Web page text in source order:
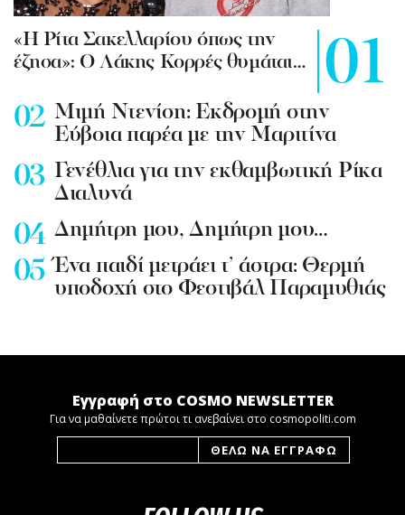
«Η Ρίτα Σακελλαρίου όπως την
έζησα»: Ο Λάκης Κορρές θυμάται…
Mιμή Ντενίση: Εκδρομή στην
Εύβοια παρέα με την Μαριτίνα
Γενέθλια για την εκθαμβωτική Ρίκα
Διαλυνά
Δημήτρη μου, Δημήτρη μου…
Ένα παιδί μετράει τ’ άστρα: Θερμή
υποδοχή στο Φεστιβάλ Παραμυθιάς
Εγγραφή στο COSMO NEWSLETTER
Για να μαθαίνετε πρώτοι τι ανεβαίνει στο cosmopoliti.com